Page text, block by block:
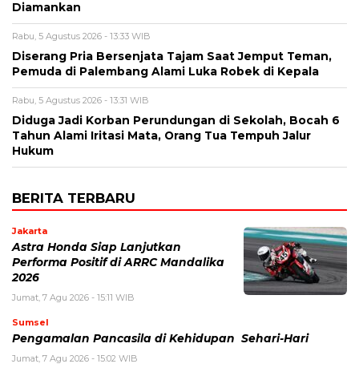
Diamankan
Rabu, 5 Agustus 2026 - 13:33 WIB
Diserang Pria Bersenjata Tajam Saat Jemput Teman,
Pemuda di Palembang Alami Luka Robek di Kepala
Rabu, 5 Agustus 2026 - 13:31 WIB
Diduga Jadi Korban Perundungan di Sekolah, Bocah 6
Tahun Alami Iritasi Mata, Orang Tua Tempuh Jalur
Hukum
BERITA TERBARU
Jakarta
Astra Honda Siap Lanjutkan
Performa Positif di ARRC Mandalika
2026
Jumat, 7 Agu 2026 - 15:11 WIB
Sumsel
Pengamalan Pancasila di Kehidupan Sehari-Hari
Jumat, 7 Agu 2026 - 15:02 WIB